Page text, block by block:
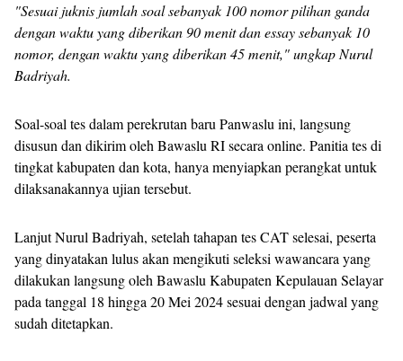
"Sesuai juknis jumlah soal sebanyak 100 nomor pilihan ganda
dengan waktu yang diberikan 90 menit dan essay sebanyak 10
nomor, dengan waktu yang diberikan 45 menit," ungkap Nurul
Badriyah.
Soal-soal tes dalam perekrutan baru Panwaslu ini, langsung
disusun dan dikirim oleh Bawaslu RI secara online. Panitia tes di
tingkat kabupaten dan kota, hanya menyiapkan perangkat untuk
dilaksanakannya ujian tersebut.
Lanjut Nurul Badriyah, setelah tahapan tes CAT selesai, peserta
yang dinyatakan lulus akan mengikuti seleksi wawancara yang
dilakukan langsung oleh Bawaslu Kabupaten Kepulauan Selayar
pada tanggal 18 hingga 20 Mei 2024 sesuai dengan jadwal yang
sudah ditetapkan.